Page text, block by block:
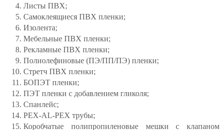
Листы ПВХ;
Самоклеящиеся ПВХ пленки;
Изолента;
Мебельные ПВХ пленки;
Рекламные ПВХ пленки;
Полиолефиновые (ПЭ/ПП/ПЭ) пленки;
Стретч ПВХ пленки;
БОПЭТ пленки;
ПЭТ пленки с добавлением гликоля;
Спанлейс;
PEX-AL-PEX трубы;
Коробчатые полипропиленовые мешки с клапаном